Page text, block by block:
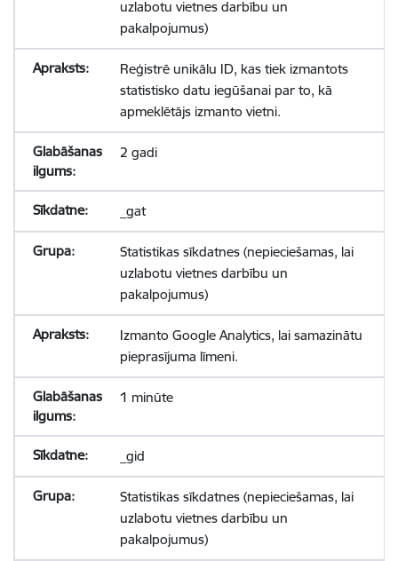
uzlabotu vietnes darbību un
pakalpojumus)
Reģistrē unikālu ID, kas tiek izmantots
statistisko datu iegūšanai par to, kā
apmeklētājs izmanto vietni.
2 gadi
_gat
Statistikas sīkdatnes (nepieciešamas, lai
uzlabotu vietnes darbību un
pakalpojumus)
Izmanto Google Analytics, lai samazinātu
pieprasījuma līmeni.
1 minūte
_gid
Statistikas sīkdatnes (nepieciešamas, lai
uzlabotu vietnes darbību un
pakalpojumus)